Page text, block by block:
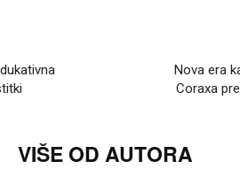
Nova era
Coraxa
VIŠE OD AUTORA